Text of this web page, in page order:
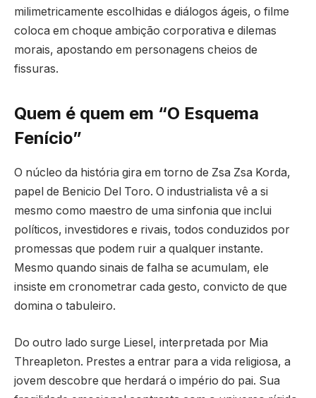
milimetricamente escolhidas e diálogos ágeis, o filme
coloca em choque ambição corporativa e dilemas
morais, apostando em personagens cheios de
fissuras.
Quem é quem em “O Esquema
Fenício”
O núcleo da história gira em torno de Zsa Zsa Korda,
papel de Benicio Del Toro. O industrialista vê a si
mesmo como maestro de uma sinfonia que inclui
políticos, investidores e rivais, todos conduzidos por
promessas que podem ruir a qualquer instante.
Mesmo quando sinais de falha se acumulam, ele
insiste em cronometrar cada gesto, convicto de que
domina o tabuleiro.
Do outro lado surge Liesel, interpretada por Mia
Threapleton. Prestes a entrar para a vida religiosa, a
jovem descobre que herdará o império do pai. Sua